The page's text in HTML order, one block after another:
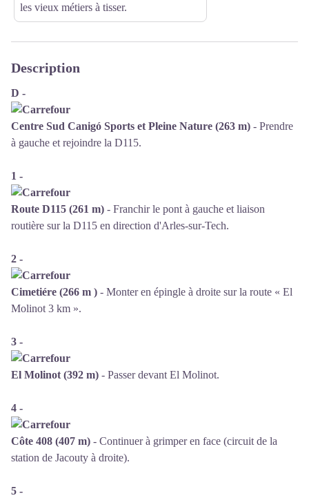
les vieux métiers à tisser.
Description
D -
Centre Sud Canigó Sports et Pleine Nature (263 m) - Prendre
à gauche et rejoindre la D115.
1 -
Route D115 (261 m) - Franchir le pont à gauche et liaison
routière sur la D115 en direction d'Arles-sur-Tech.
2 -
Cimetiére (266 m ) - Monter en épingle à droite sur la route « El
Molinot 3 km ».
3 -
El Molinot (392 m) - Passer devant El Molinot.
4 -
Côte 408 (407 m) - Continuer à grimper en face (circuit de la
station de Jacouty à droite).
5 -